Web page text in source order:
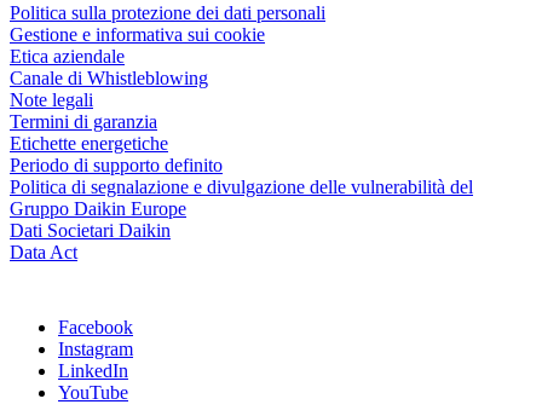
Politica sulla protezione dei dati personali
Gestione e informativa sui cookie
Etica aziendale
Canale di Whistleblowing
Note legali
Termini di garanzia
Etichette energetiche
Periodo di supporto definito
Politica di segnalazione e divulgazione delle vulnerabilità del
Gruppo Daikin Europe
Dati Societari Daikin
Data Act
Facebook
Instagram
LinkedIn
YouTube